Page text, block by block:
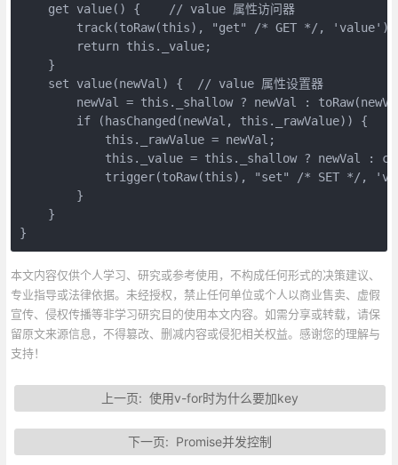
    get value() {    // value 属性访问器
        track(toRaw(this), "get" /* GET */, 'value');
        return this._value;
    }
    set value(newVal) {  // value 属性设置器
newVal = this._shallow ? newVal :
if (hasChanged(newVal, this._rawValue)) {
            this._rawValue = newVal;
this._value = this._shallow ? newVal :
trigger(toRaw(this), "set" /* SET */,
        }
    }
}
本文内容仅供个人学习、研究或参考使用，不构成任何形式的决策建议、
专业指导或法律依据。未经授权，禁止任何单位或个人以商业售卖、虚假
宣传、侵权传播等非学习研究目的使用本文内容。如需分享或转载，请保
留原文来源信息，不得篡改、删减内容或侵犯相关权益。感谢您的理解与
支持！
上一页: 使用v-for时为什么要加key
下一页: Promise并发控制